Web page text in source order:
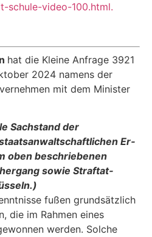
schule-video-100.html.
hat die Kleine Anfrage 3921
2024 namens der
mit dem Minister
Sachstand der
Er­
oben beschriebenen
sowie Straftat­
fußen grundsätzlich
die im Rahmen eines
werden. Solche